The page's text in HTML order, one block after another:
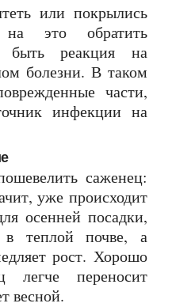
на это обратить
реакция на
болезни. В таком
части,
инфекции на
уже происходит
осенней посадки,
в теплой почве, а
рост. Хорошо
легче переносит
весной.